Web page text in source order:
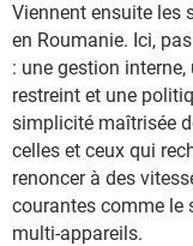
Viennent ensuite les
en Roumanie. Ici,
: une gestion
restreint et une
simplicité maîtrisée
celles et ceux qui
renoncer à des
courantes comme le
multi-appareils.